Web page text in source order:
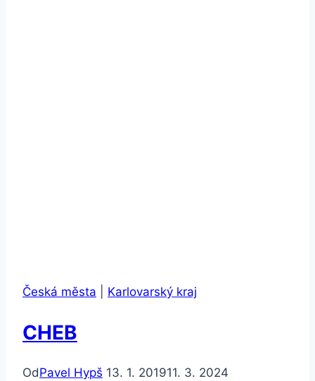
Česká města Karlovarský kraj
CHEB
OdPavel Hypš 13. 1. 201911. 3. 2024